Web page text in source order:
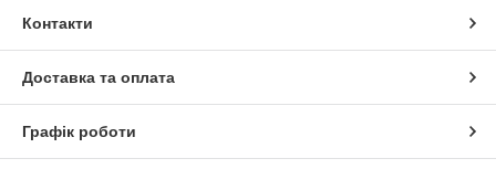
Контакти
Доставка та оплата
Графік роботи